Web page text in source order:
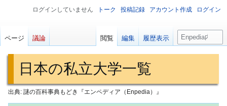
日本の私立大学一覧
出典: 謎の百科事典もどき『エンペディア（Enpedia）』
ログインしていません トーク 投稿記録 アカウント作成 ログイン
ページ 議論 閲覧 編集 履歴表示
検
索